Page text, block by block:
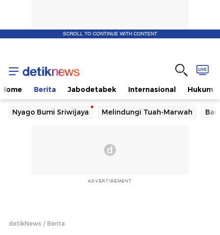
SCROLL TO CONTINUE WITH CONTENT
Home Berita Jabodetabek Internasional Hukum
Nyago Bumi Sriwijaya Melindungi Tuah-Marwah
ADVERTISEMENT
detikNews Berita